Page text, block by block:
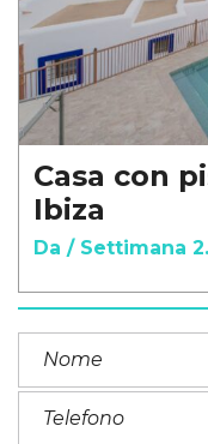
Casa con
Ibiza
Da / Settimana